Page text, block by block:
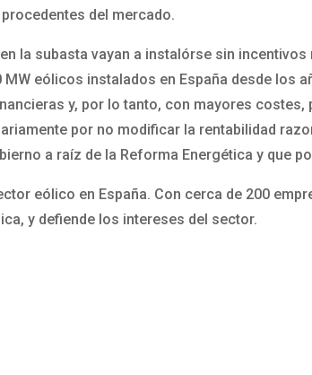
del mercado.
la subasta vayan a instalórse sin
eólicos instalados en España desde los
y, por lo tanto, con mayores
por no modificar la rentabilidad
a raíz de la Reforma Energética y que
eólico en España. Con cerca de 200
y defiende los intereses del sector.